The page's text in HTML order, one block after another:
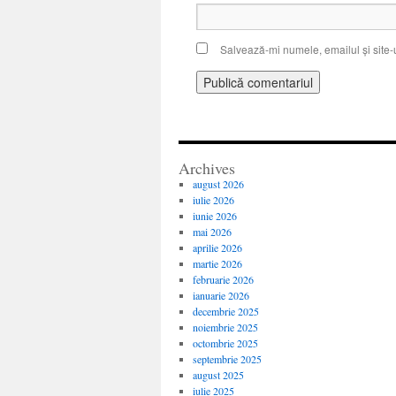
Salvează-mi numele, emailul și
Archives
august 2026
iulie 2026
iunie 2026
mai 2026
aprilie 2026
martie 2026
februarie 2026
ianuarie 2026
decembrie 2025
noiembrie 2025
octombrie 2025
septembrie 2025
august 2025
iulie 2025